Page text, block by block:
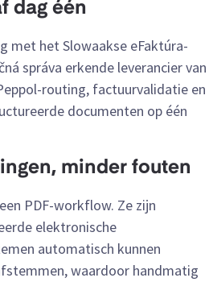
dag één
met het Slowaakse eFaktúra-
správa erkende leverancier van
routing, factuurvalidatie en
documenten op één
minder fouten
PDF-workflow. Ze zijn
elektronische
automatisch kunnen
waardoor handmatig